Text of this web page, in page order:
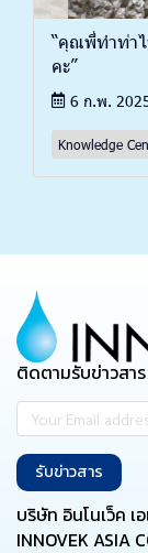
“คุณพี่ทำท่า
คะ”
6 ก.พ.
Knowledge
ติดตามรับข่าวสาร
รับข่าวสาร
บริษัท อินโนเว็ค เ
INNOVEK ASIA